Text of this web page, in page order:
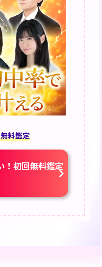
料鑑定
！初回無料鑑定